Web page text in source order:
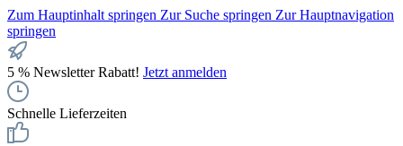
Zum Hauptinhalt springen Zur Suche springen Zur Hauptnavigation
springen
5 % Newsletter Rabatt! Jetzt anmelden
Schnelle Lieferzeiten